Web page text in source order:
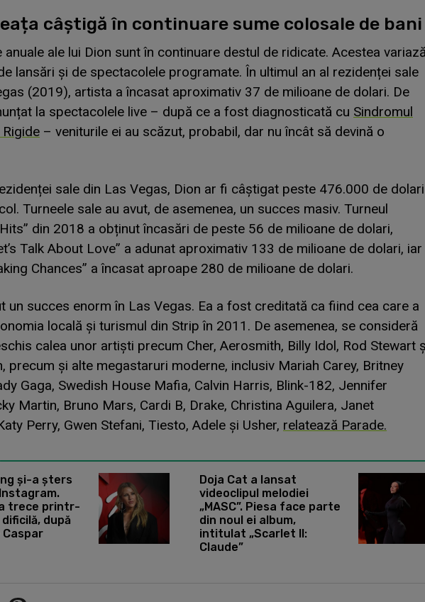
câștigă în continuare sume colosale de bani
anuale ale lui Dion sunt în continuare destul de ridicate. Acestea
lansări și de spectacolele programate. În ultimul an al rezidenței sale
(2019), artista a încasat aproximativ 37 de milioane de dolari. De
la spectacolele live – după ce a fost diagnosticată cu Sindromul
– veniturile ei au scăzut, probabil, dar nu încât să devină o
sale din Las Vegas, Dion ar fi câștigat peste 476.000 de dolari
Turneele sale au avut, de asemenea, un succes masiv. Turneul
din 2018 a obținut încasări de peste 56 de milioane de dolari,
Talk About Love” a adunat aproximativ 133 de milioane de dolari, iar
Chances” a încasat aproape 280 de milioane de dolari.
un succes enorm în Las Vegas. Ea a fost creditată ca fiind cea care a
locală și turismul din Strip în 2011. De asemenea, se consideră
calea unor artiști precum Cher, Aerosmith, Billy Idol, Rod Stewart
precum și alte megastaruri moderne, inclusiv Mariah Carey, Britney
Gaga, Swedish House Mafia, Calvin Harris, Blink-182, Jennifer
Martin, Bruno Mars, Cardi B, Drake, Christina Aguilera, Janet
Perry, Gwen Stefani, Tiesto, Adele și Usher, relatează Parade.
și-a șters
trece printr-
după
Ellie
Doja Cat a lansat
videoclipul melodiei
„MASC”. Piesa face parte
din noul ei album,
intitulat „Scarlet II:
Claude”